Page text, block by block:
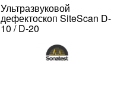
Ультразвуковой
дефектоскоп SiteScan D-
10 / D-20